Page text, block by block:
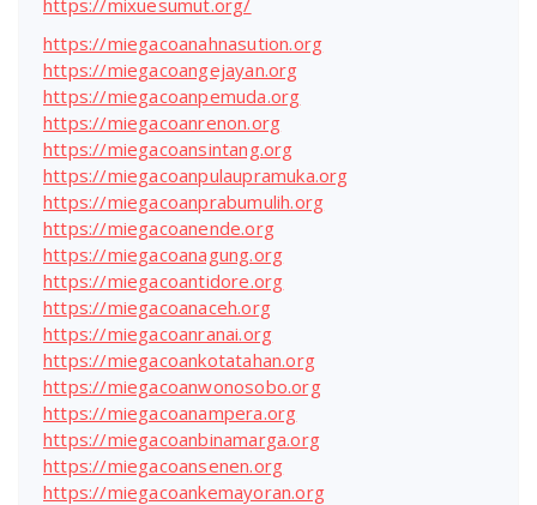
https://mixuesumut.org/
https://miegacoanahnasution.org
https://miegacoangejayan.org
https://miegacoanpemuda.org
https://miegacoanrenon.org
https://miegacoansintang.org
https://miegacoanpulaupramuka.org
https://miegacoanprabumulih.org
https://miegacoanende.org
https://miegacoanagung.org
https://miegacoantidore.org
https://miegacoanaceh.org
https://miegacoanranai.org
https://miegacoankotatahan.org
https://miegacoanwonosobo.org
https://miegacoanampera.org
https://miegacoanbinamarga.org
https://miegacoansenen.org
https://miegacoankemayoran.org